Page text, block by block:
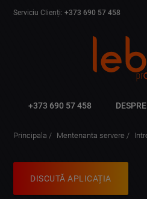
Serviciu Clienți:+373 690 57 458
+373 690 57 458
Principala Mentenanta servere
DISCUTĂ APLICAȚIA